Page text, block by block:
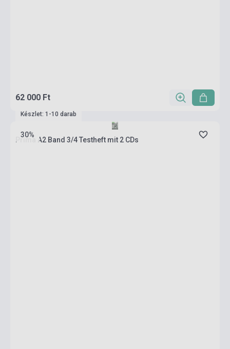
62 000 Ft
30%
Készlet: 1-10 darab
Prima A2 Band 3/4 Testheft mit 2 CDs